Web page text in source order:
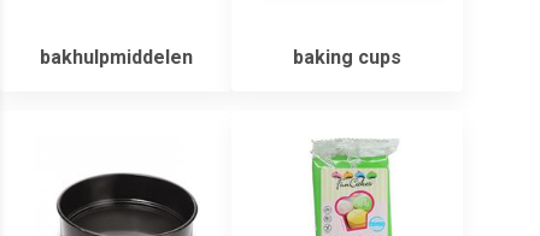
bakhulpmiddelen baking cups